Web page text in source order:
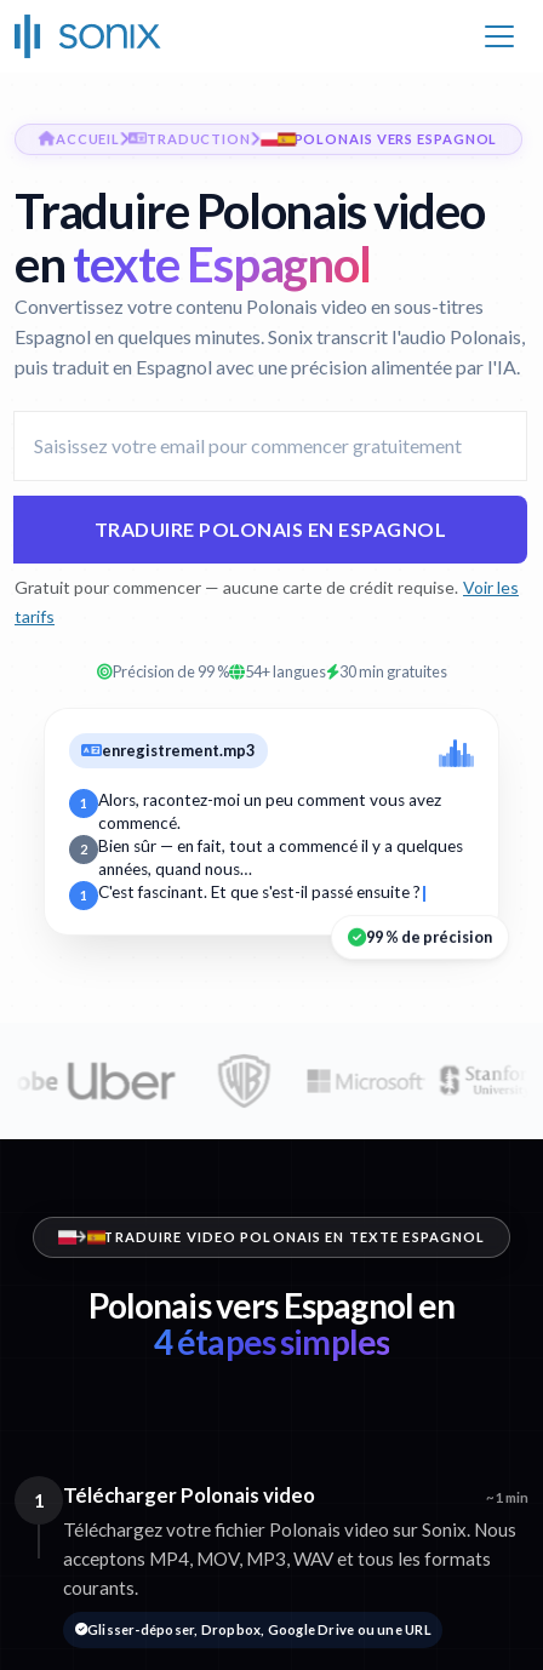
ACCUEIL TRADUCTION POLONAIS VERS ESPAGNOL
Traduire Polonais video
entexte Espagnol
Convertissez votre contenu Polonais video en sous-titres
Espagnol en quelques minutes. Sonix transcrit l'audio Polonais,
puis traduit en Espagnol avec une précision alimentée par l'IA.
TRADUIRE POLONAIS EN ESPAGNOL
Gratuit pour commencer — aucune carte de crédit requise. Voir les
tarifs
Précision de 99 % 54+ langues 30 min gratuites
enregistrement.mp3
1
Alors, racontez-moi un peu comment vous avez
commencé.
2
Bien sûr — en fait, tout a commencé il y a quelques
années, quand nous…
1 C'est fascinant. Et que s'est-il passé ensuite ?
99 % de précision
TRADUIRE VIDEO POLONAIS EN TEXTE ESPAGNOL
Polonais vers Espagnol en
4 étapes simples
1 Télécharger Polonais video ~1 min
Téléchargez votre fichier Polonais video sur Sonix. Nous
acceptons MP4, MOV, MP3, WAV et tous les formats
courants.
Glisser-déposer, Dropbox, Google Drive ou une URL